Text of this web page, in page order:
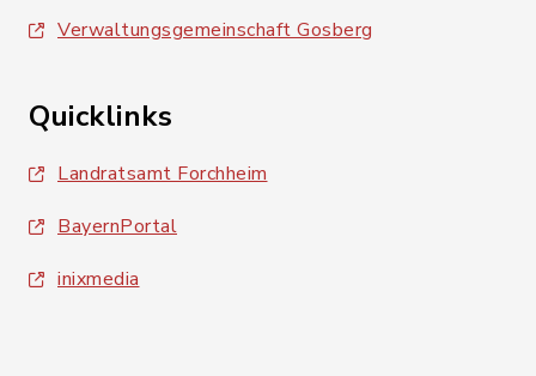
Verwaltungsgemeinschaft Gosberg
Quicklinks
Landratsamt Forchheim
BayernPortal
inixmedia